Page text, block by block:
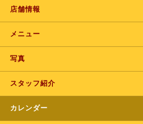
店舗情報
メニュー
写真
スタッフ紹介
カレンダー